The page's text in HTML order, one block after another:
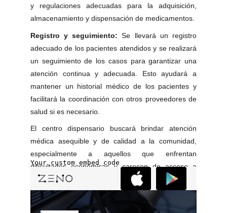
y regulaciones adecuadas para la adquisición,
almacenamiento y dispensación de medicamentos.
Registro y seguimiento: Se llevará un registro
adecuado de los pacientes atendidos y se realizará
un seguimiento de los casos para garantizar una
atención continua y adecuada. Esto ayudará a
mantener un historial médico de los pacientes y
facilitará la coordinación con otros proveedores de
salud si es necesario.
El centro dispensario buscará brindar atención
médica asequible y de calidad a la comunidad,
especialmente a aquellos que enfrentan
dificultades económicas y carecen de acceso a
servicios de salud adecuados. El objetivo principal
será mejorar la calidad de vida de los habitantes de
la comunidad y contribuir a su bienestar general.